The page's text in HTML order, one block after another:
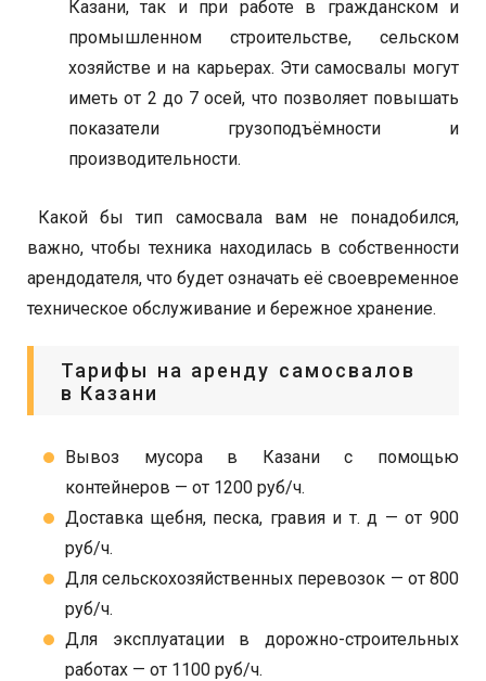
Казани, так и при работе в гражданском и
промышленном строительстве, сельском
хозяйстве и на карьерах. Эти самосвалы могут
иметь от 2 до 7 осей, что позволяет повышать
показатели грузоподъёмности и
производительности.
Какой бы тип самосвала вам не понадобился,
важно, чтобы техника находилась в собственности
арендодателя, что будет означать её своевременное
техническое обслуживание и бережное хранение.
Тарифы на аренду самосвалов
в Казани
Вывоз мусора в Казани с помощью
контейнеров — от 1200 руб/ч.
Доставка щебня, песка, гравия и т. д — от 900
руб/ч.
Для сельскохозяйственных перевозок — от 800
руб/ч.
Для эксплуатации в дорожно-строительных
работах — от 1100 руб/ч.